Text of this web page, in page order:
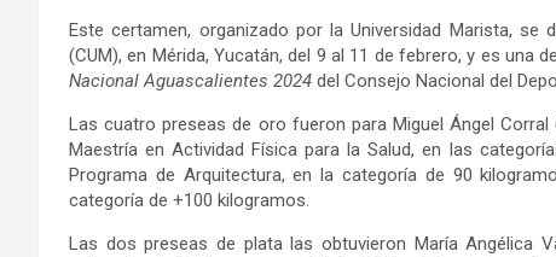
Este certamen, organizado por la Universidad Marista,
(CUM), en Mérida, Yucatán, del 9 al 11 de febrero, y es
Nacional Aguascalientes 2024 del Consejo Nacional del
Las cuatro preseas de oro fueron para Miguel Ángel
Maestría en Actividad Física para la Salud, en las
Programa de Arquitectura, en la categoría de 90
categoría de +100 kilogramos.
Las dos preseas de plata las obtuvieron María Angélica